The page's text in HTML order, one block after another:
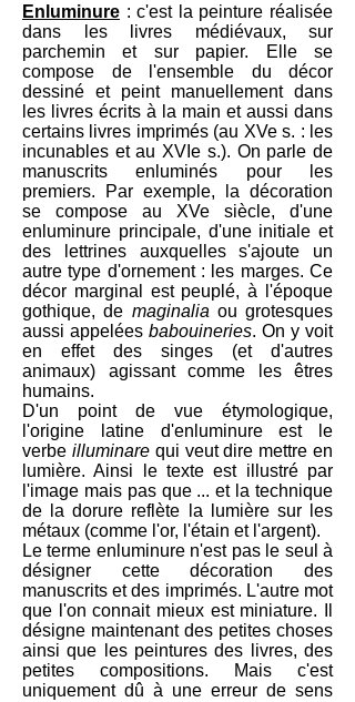
Enluminure : c'est la peinture réalisée
dans les livres médiévaux, sur
parchemin et sur papier. Elle se
compose de l'ensemble du décor
dessiné et peint manuellement dans
les livres écrits à la main et aussi dans
certains livres imprimés (au XVe s. : les
incunables et au XVIe s.). On parle de
manuscrits enluminés pour les
premiers. Par exemple, la décoration
se compose au XVe siècle, d'une
enluminure principale, d'une initiale et
des lettrines auxquelles s'ajoute un
autre type d'ornement : les marges. Ce
décor marginal est peuplé, à l'époque
gothique, de maginalia ou grotesques
aussi appelées babouineries. On y voit
en effet des singes (et d'autres
animaux) agissant comme les êtres
humains.
D'un point de vue étymologique,
l'origine latine d'enluminure est le
verbe illuminarequi veut dire mettre en
lumière. Ainsi le texte est illustré par
l'image mais pas que ... et la technique
de la dorure reflète la lumière sur les
métaux (comme l'or, l'étain et l'argent).
Le terme enluminure n'est pas le seul à
désigner cette décoration des
manuscrits et des imprimés. L'autre mot
que l'on connait mieux est miniature. Il
désigne maintenant des petites choses
ainsi que les peintures des livres, des
petites compositions. Mais c'est
uniquement dû à une erreur de sens